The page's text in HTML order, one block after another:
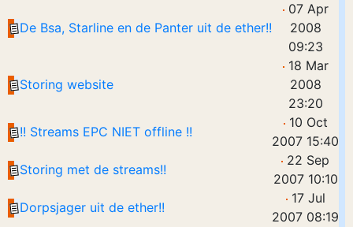
De Bsa, Starline en de Panter uit de ether!!
07 Apr
2008
09:23
Storing website
18 Mar
2008
23:20
!! Streams EPC NIET offline !!
10 Oct
2007 15:40
Storing met de streams!!
22 Sep
2007 10:10
Dorpsjager uit de ether!!
17 Jul
2007 08:19